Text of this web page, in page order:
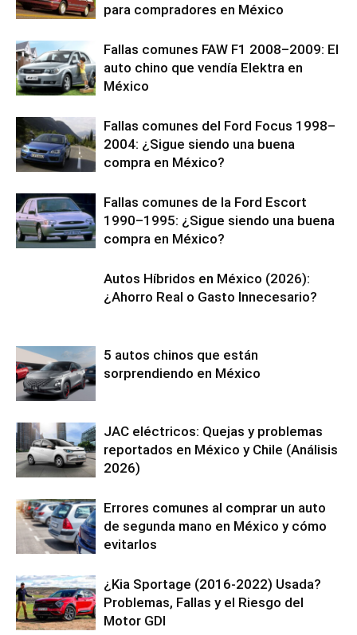
para compradores en México
Fallas comunes FAW F1 2008–2009: El
auto chino que vendía Elektra en
México
Fallas comunes del Ford Focus 1998–
2004: ¿Sigue siendo una buena
compra en México?
Fallas comunes de la Ford Escort
1990–1995: ¿Sigue siendo una buena
compra en México?
Autos Híbridos en México (2026):
¿Ahorro Real o Gasto Innecesario?
5 autos chinos que están
sorprendiendo en México
JAC eléctricos: Quejas y problemas
reportados en México y Chile (Análisis
2026)
Errores comunes al comprar un auto
de segunda mano en México y cómo
evitarlos
¿Kia Sportage (2016-2022) Usada?
Problemas, Fallas y el Riesgo del
Motor GDI